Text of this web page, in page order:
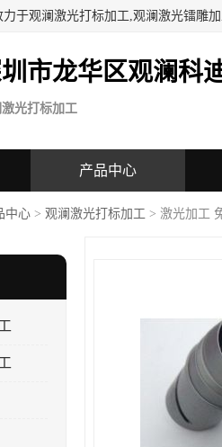
于观澜激光打标加工,观澜激光镭雕
市龙华区观澜科
激光打标加工
产品中心
中心 > 观澜激光打标加工 > 激光加工